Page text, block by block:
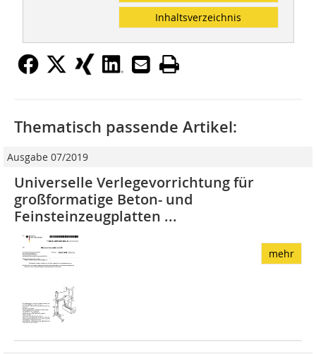
Inhaltsverzeichnis
Thematisch passende Artikel:
Ausgabe 07/2019
Universelle Verlegevorrichtung für
großformatige Beton- und
Feinsteinzeugplatten ...
mehr